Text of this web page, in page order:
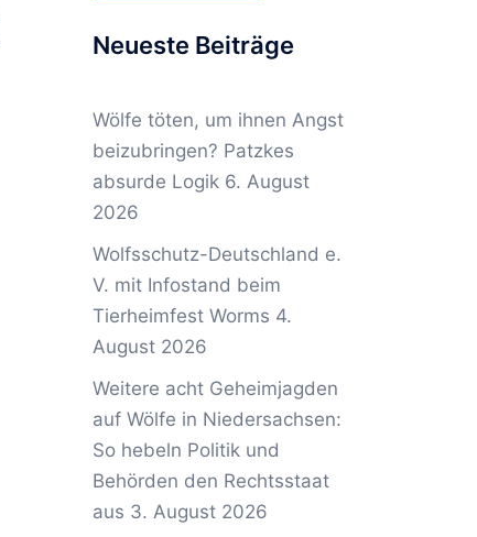
Neueste Beiträge
Wölfe töten, um ihnen Angst
beizubringen? Patzkes
absurde Logik 6. August
2026
Wolfsschutz-Deutschland e.
V. mit Infostand beim
Tierheimfest Worms 4.
August 2026
Weitere acht Geheimjagden
auf Wölfe in Niedersachsen:
So hebeln Politik und
Behörden den Rechtsstaat
aus 3. August 2026